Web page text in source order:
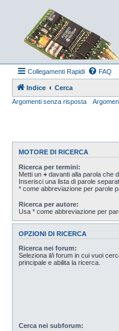
Collegamenti Rapidi FAQ
Indice
Cerca
Argomenti senza risposta
MOTORE DI RICERCA
Ricerca per termini:
Metti un + davanti alla parola che
Inserisci una lista di parole
* come abbreviazione per parole
Ricerca per autore:
Usa * come abbreviazione per
OPZIONI DI RICERCA
Ricerca nei forum:
Seleziona il/i forum in cui vuoi
principale e abilita la ricerca.
Cerca nei subforum: